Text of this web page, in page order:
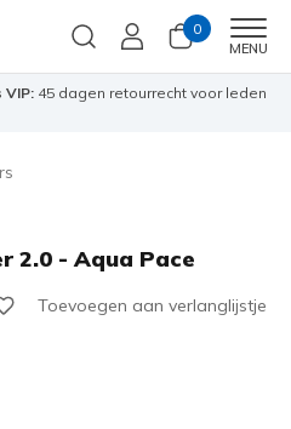
0
MENU
voor ledenMeld je aan⭐
2.0 - Aqua Pace
Toevoegen aan verlanglijstje